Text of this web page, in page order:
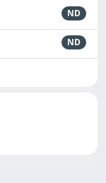
ND
ND